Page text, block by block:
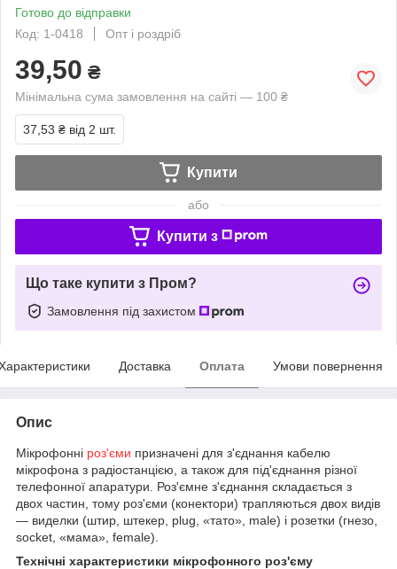
Готово до відправки
Код: 1-0418
Опт і роздріб
39,50 ₴
Мінімальна сума замовлення на сайті — 100 ₴
37,53 ₴ від 2 шт.
Купити
або
Купити з
Що таке купити з Пром?
Замовлення під захистом
Доставка Оплата Умови повернення
Опис
Мікрофонні роз'єми призначені для з'єднання кабелю
мікрофона з радіостанцією, а також для під'єднання різної
телефонної апаратури. Роз'ємне з'єднання складається з
двох частин, тому роз'єми (конектори) трапляються двох видів
— виделки (штир, штекер, plug, «тато», male) і розетки (гнезо,
socket, «мама», female).
Технічні характеристики мікрофонного роз'єму